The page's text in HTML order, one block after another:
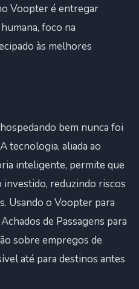
Voopter é entregar
foco na
às melhores
bem nunca foi
tecnologia, aliada ao
inteligente, permite que
investido, reduzindo riscos
Usando o Voopter para
de Passagens para
sobre empregos de
até para destinos antes